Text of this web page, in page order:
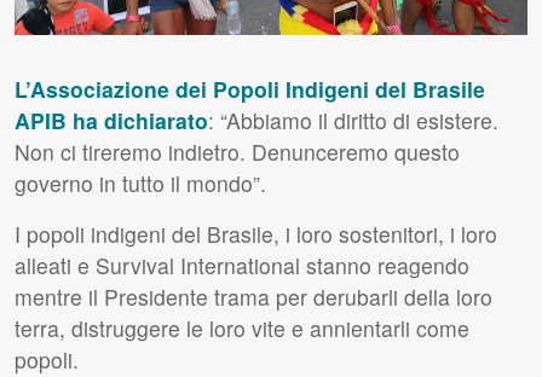
L’Associazione dei Popoli Indigeni del Brasile
APIB ha dichiarato: “Abbiamo il diritto di esistere.
Non ci tireremo indietro. Denunceremo questo
governo in tutto il mondo”.
I popoli indigeni del Brasile, i loro sostenitori, i loro
alleati e Survival International stanno reagendo
mentre il Presidente trama per derubarli della loro
terra, distruggere le loro vite e annientarli come
popoli.